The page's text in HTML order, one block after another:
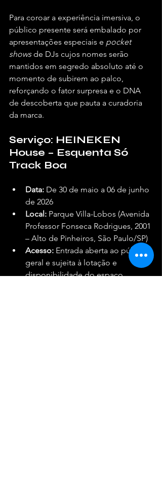
Para coroar a experiência imersiva, o
público presente será embalado por
apresentações especiais e pocket
shows de DJs cujos nomes serão
mantidos em segredo absoluto até o
momento de subirem ao palco,
reforçando o fator surpresa e o DNA
de descoberta que pauta a curadoria
da marca.
Serviço: HEINEKEN
House – Esquenta Só
Track Boa
Data: De 30 de maio a 06 de junho
de 2026
Local: Parque Villa-Lobos (Avenida
Professor Fonseca Rodrigues, 2001
– Alto de Pinheiros, São Paulo/SP)
Acesso: Entrada aberta ao público
geral e sujeita à lotação e
disponibilidade do espaço.